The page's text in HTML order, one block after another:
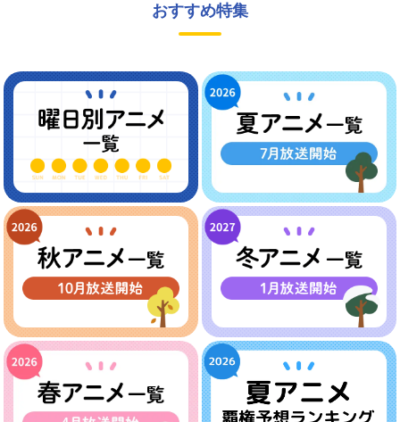
おすすめ特集